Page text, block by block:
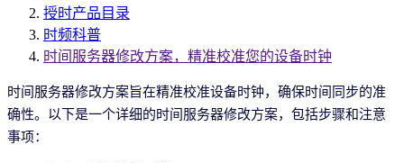
授时产品目录
时频科普
时间服务器修改方案，精准校准您的设备时钟
时间服务器修改方案旨在精准校准设备时钟，确保时间同步的准
确性。以下是一个详细的时间服务器修改方案，包括步骤和注意
事项：